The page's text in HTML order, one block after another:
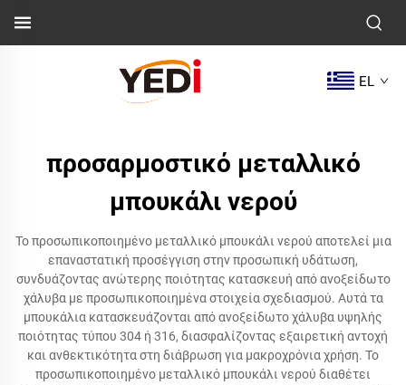
EL
προσαρμοστικό μεταλλικό
μπουκάλι νερού
Το προσωπικοποιημένο μεταλλικό μπουκάλι νερού αποτελεί μια
επαναστατική προσέγγιση στην προσωπική υδάτωση,
συνδυάζοντας ανώτερης ποιότητας κατασκευή από ανοξείδωτο
χάλυβα με προσωπικοποιημένα στοιχεία σχεδιασμού. Αυτά τα
μπουκάλια κατασκευάζονται από ανοξείδωτο χάλυβα υψηλής
ποιότητας τύπου 304 ή 316, διασφαλίζοντας εξαιρετική αντοχή
και ανθεκτικότητα στη διάβρωση για μακροχρόνια χρήση. Το
προσωπικοποιημένο μεταλλικό μπουκάλι νερού διαθέτει